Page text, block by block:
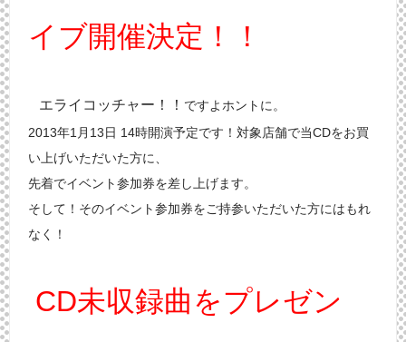
イブ開催決定！！
エライコッチャー！！ ですよホントに。
2013年1月13日 14時開演予定です！対象店舗で当CDをお買
い上げいただいた方に、
先着でイベント参加券を差し上げます。
そして！そのイベント参加券をご持参いただいた方にはもれ
なく！
CD未収録曲をプレゼン